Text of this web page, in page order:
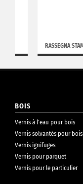
RASSEGNA STAMPA
BOIS
Vernis à l’eau pour bois
Vernis solvantés pour bois
Vernis ignifuges
Vernis pour parquet
Vernis pour le particulier